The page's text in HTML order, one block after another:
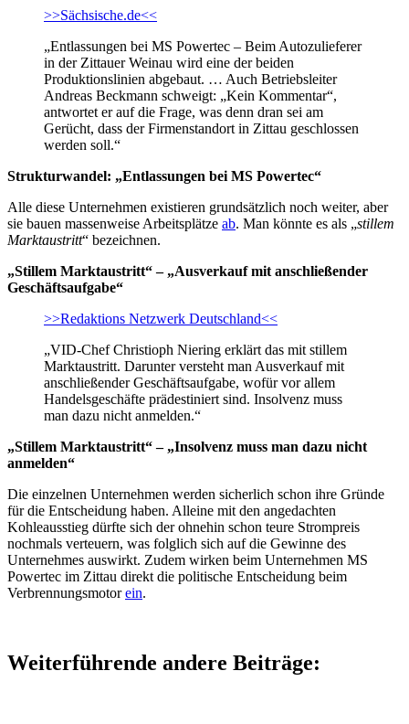
>>Sächsische.de<<
„Entlassungen bei MS Powertec – Beim Autozulieferer
in der Zittauer Weinau wird eine der beiden
Produktionslinien abgebaut. … Auch Betriebsleiter
Andreas Beckmann schweigt: „Kein Kommentar“,
antwortet er auf die Frage, was denn dran sei am
Gerücht, dass der Firmenstandort in Zittau geschlossen
werden soll.“
Strukturwandel: „Entlassungen bei MS Powertec“
Alle diese Unternehmen existieren grundsätzlich noch weiter, aber
sie bauen massenweise Arbeitsplätze ab. Man könnte es als „stillem
Marktaustritt“ bezeichnen.
„Stillem Marktaustritt“ – „Ausverkauf mit anschließender
Geschäftsaufgabe“
>>Redaktions Netzwerk Deutschland<<
„VID-Chef Christioph Niering erklärt das mit stillem
Marktaustritt. Darunter versteht man Ausverkauf mit
anschließender Geschäftsaufgabe, wofür vor allem
Handelsgeschäfte prädestiniert sind. Insolvenz muss
man dazu nicht anmelden.“
„Stillem Marktaustritt“ – „Insolvenz muss man dazu nicht
anmelden“
Die einzelnen Unternehmen werden sicherlich schon ihre Gründe
für die Entscheidung haben. Alleine mit den angedachten
Kohleausstieg dürfte sich der ohnehin schon teure Strompreis
nochmals verteuern, was folglich sich auf die Gewinne des
Unternehmes auswirkt. Zudem wirken beim Unternehmen MS
Powertec im Zittau direkt die politische Entscheidung beim
Verbrennungsmotorein.
Weiterführende andere Beiträge: